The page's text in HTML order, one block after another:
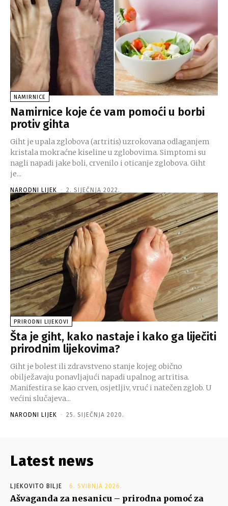
NAMIRNICE
Namirnice koje će vam pomoći u borbi
protiv gihta
Giht je upala zglobova (artritis) uzrokovana odlaganjem
kristala mokraćne kiseline u zglobovima. Simptomi su
nagli napadi jake boli, crvenilo i oticanje zglobova. Giht
je...
NARODNI LIJEK - 2. SIJEČNJA 2022.
PRIRODNI LIJEKOVI
Šta je giht, kako nastaje i kako ga liječiti
prirodnim lijekovima?
Giht je bolest ili zdravstveno stanje kojeg obično
obilježavaju ponavljajući napadi upalnog artritisa.
Manifestira se kao crven, osjetljiv, vruć i natečen zglob. U
većini slučajeva...
NARODNI LIJEK - 25. SIJEČNJA 2020.
Latest news
LJEKOVITO BILJE 6. SVIBNJA 2026.
Ašvaganda za nesanicu – prirodna pomoć za